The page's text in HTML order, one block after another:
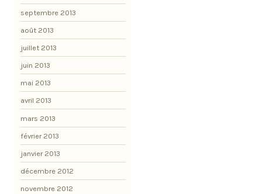
septembre 2013
août 2013
juillet 2013
juin 2013
mai 2013
avril 2013
mars 2013
février 2013
janvier 2013
décembre 2012
novembre 2012